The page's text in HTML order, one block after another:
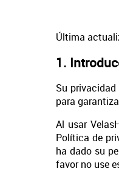
Última
1.
Su
para
Al usar
Política de
ha dado su
favor no use